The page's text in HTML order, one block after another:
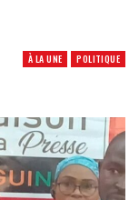
À LA UNE POLITIQUE